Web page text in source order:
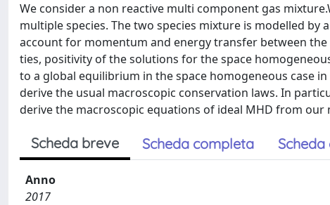
We consider a non reactive multi component gas
multiple species. The two species mixture is modelled
account for momentum and energy transfer between
ties, positivity of the solutions for the space
to a global equilibrium in the space homogeneous case
derive the usual macroscopic conservation laws. In
derive the macroscopic equations of ideal MHD from our
Scheda breve Scheda completa
Anno
2017